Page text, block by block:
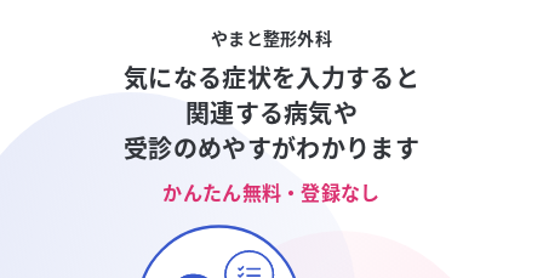
やまと整形外科
気になる症状を入力すると
関連する病気や
受診のめやすがわかります
かんたん無料・登録なし